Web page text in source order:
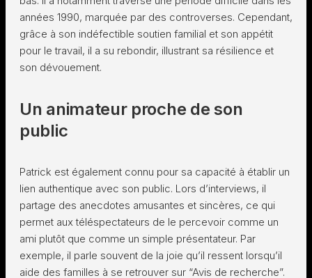
années 1990, marquée par des controverses. Cependant,
grâce à son indéfectible soutien familial et son appétit
pour le travail, il a su rebondir, illustrant sa résilience et
son dévouement.
Un animateur proche de son
public
Patrick est également connu pour sa capacité à établir un
lien authentique avec son public. Lors d’interviews, il
partage des anecdotes amusantes et sincères, ce qui
permet aux téléspectateurs de le percevoir comme un
ami plutôt que comme un simple présentateur. Par
exemple, il parle souvent de la joie qu’il ressent lorsqu’il
aide des familles à se retrouver sur “Avis de recherche”.